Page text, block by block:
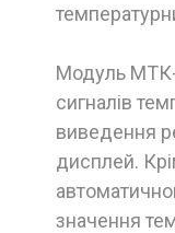
Модуль
сигналів
виведення
дисплей.
значення